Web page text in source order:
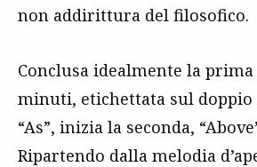
non addirittura del filosofico.
Conclusa idealmente la
minuti, etichettata sul doppio
“As”, inizia la seconda,
Ripartendo dalla melodia